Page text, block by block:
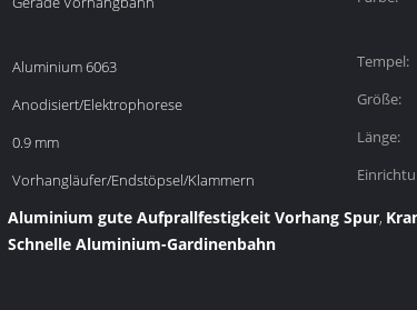
Aluminium 6063 Tempel:
Anodisiert/Elektrophorese Größe:
0.9 mm Länge:
Vorhangläufer/Endstöpsel/Klammern
Aluminium gute Aufprallfestigkeit Vorhang Spur,
Schnelle Aluminium-Gardinenbahn